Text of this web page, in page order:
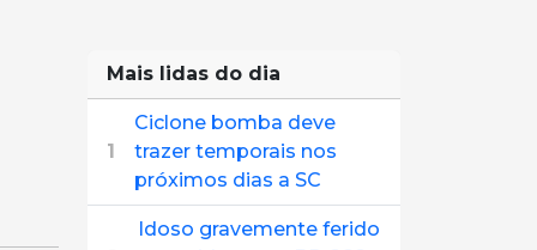
Mais lidas do dia
1
Ciclone bomba deve
trazer temporais nos
próximos dias a SC
Idoso gravemente ferido